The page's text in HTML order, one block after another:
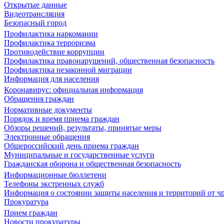
Открытые данные
Видеотрансляция
Безопасный город
Профилактика наркомании
Профилактика терроризма
Противодействие коррупции
Профилактика правонарушений, общественная безопасность
Профилактика незаконной миграции
Информация для населения
Коронавирус: официальная информация
Обращения граждан
Нормативные документы
Порядок и время приема граждан
Обзоры решений, результаты, принятые меры
Электронные обращения
Общероссийский день приема граждан
Муниципальные и государственные услуги
Гражданская оборона и общественная безопасность
Информационные бюллетени
Телефоны экстренных служб
Информация о состоянии защиты населения и территорий от
Прокуратура
Прием граждан
Новости прокуратуры